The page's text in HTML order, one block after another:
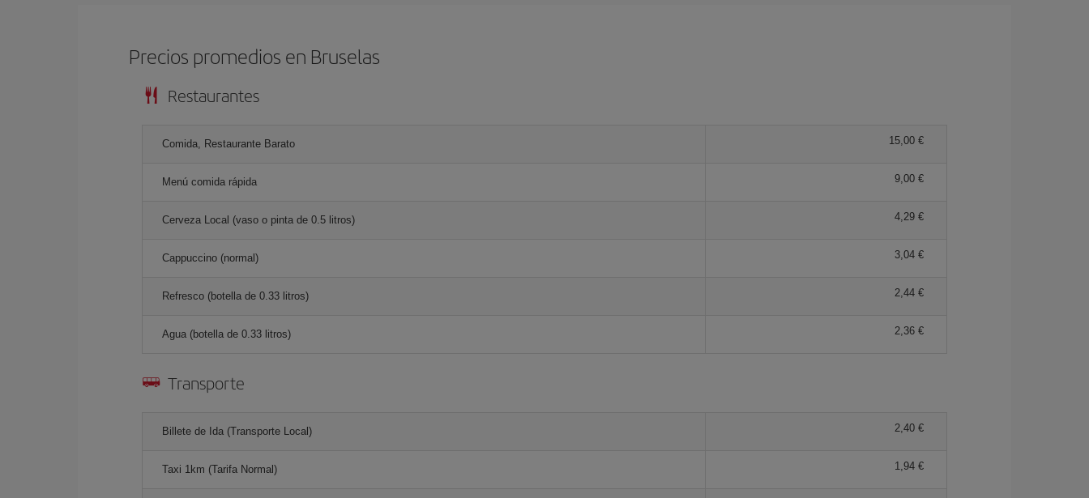
Precios promedios en Bruselas
Restaurantes
Comida, Restaurante Barato 15,00 €
Menú comida rápida 9,00 €
Cerveza Local (vaso o pinta de 0.5 litros) 4,29 €
Cappuccino (normal) 3,04 €
Refresco (botella de 0.33 litros) 2,44 €
Agua (botella de 0.33 litros) 2,36 €
Transporte
Billete de Ida (Transporte Local) 2,40 €
Taxi 1km (Tarifa Normal) 1,94 €